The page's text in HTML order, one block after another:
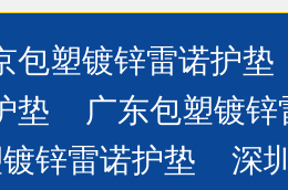
包塑镀锌雷诺护垫
垫
广东包塑镀
锌雷诺护垫
深